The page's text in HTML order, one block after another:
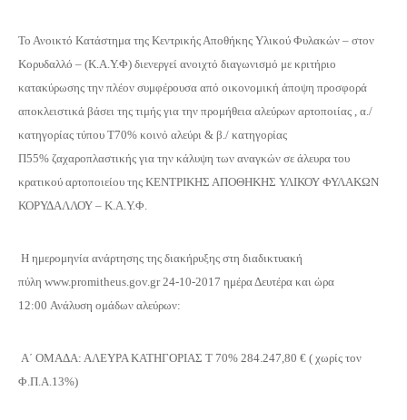
Το Ανοικτό Κατάστημα της Κεντρικής Αποθήκης Υλικού Φυλακών – στον
Κορυδαλλό – (Κ.Α.Υ.Φ) διενεργεί ανοιχτό διαγωνισμό με κριτήριο
κατακύρωσης την πλέον συμφέρουσα από οικονομική άποψη προσφορά
αποκλειστικά βάσει της τιμής για την προμήθεια αλεύρων αρτοποιίας , α./
κατηγορίας τύπου Τ70% κοινό αλεύρι & β./ κατηγορίας
Π55% ζαχαροπλαστικής για την κάλυψη των αναγκών σε άλευρα του
κρατικού αρτοποιείου της ΚΕΝΤΡΙΚΗΣ ΑΠΟΘΗΚΗΣ ΥΛΙΚΟΥ ΦΥΛΑΚΩΝ
ΚΟΡΥΔΑΛΛΟΥ – Κ.Α.Υ.Φ.
Η ημερομηνία ανάρτησης της διακήρυξης στη διαδικτυακή
πύλη www.promitheus.gov.gr 24-10-2017 ημέρα Δευτέρα και ώρα
12:00 Ανάλυση ομάδων αλεύρων:
Α΄ ΟΜΑΔΑ: ΑΛΕΥΡΑ ΚΑΤΗΓΟΡΙΑΣ Τ 70% 284.247,80 € ( χωρίς τον
Φ.Π.Α.13%)